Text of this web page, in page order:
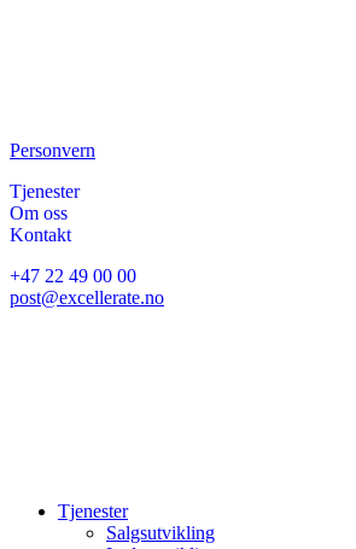
Personvern
Tjenester
Om oss
Kontakt
+47 22 49 00 00
post@excellerate.no
Tjenester
Salgsutvikling